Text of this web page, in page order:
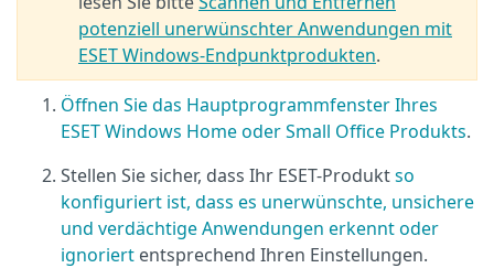
potenziell unerwünschter Anwendungen mit
ESET Windows-Endpunktprodukten.
Öffnen Sie das Hauptprogrammfenster Ihres
ESET Windows Home oder Small Office Produkts.
Stellen Sie sicher, dass Ihr ESET-Produktso
konfiguriert ist, dass es unerwünschte, unsichere
und verdächtige Anwendungen erkennt oder
ignoriert entsprechend Ihren Einstellungen.